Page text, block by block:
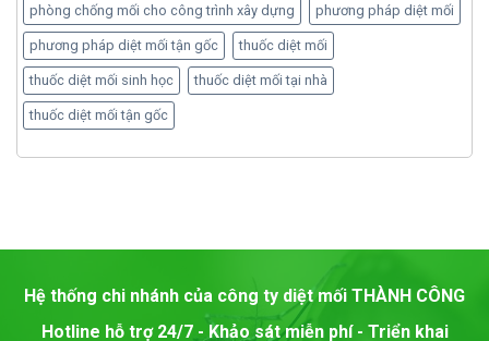
phòng chống mối cho công trình xây dựng phương pháp diệt mối
phương pháp diệt mối tận gốc thuốc diệt mối
thuốc diệt mối sinh học thuốc diệt mối tại nhà
thuốc diệt mối tận gốc
Hệ thống chi nhánh của công ty diệt mối THÀNH CÔNG
Hotline hỗ trợ 24/7 - Khảo sát miễn phí - Triển khai